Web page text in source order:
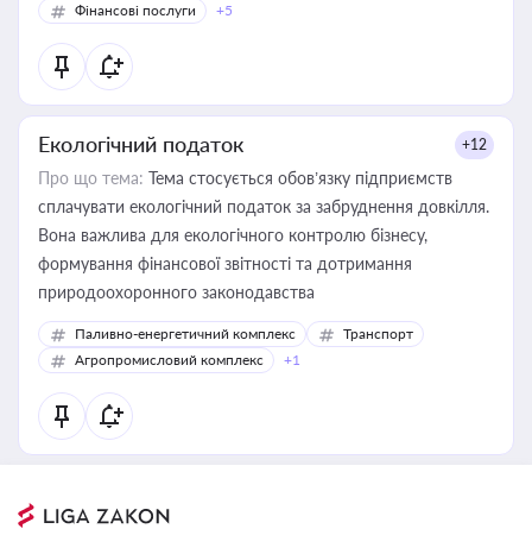
Фінансові послуги
+5
Екологічний податок +12
Про що тема: Тема стосується обов’язку підприємств
сплачувати екологічний податок за забруднення довкілля.
Вона важлива для екологічного контролю бізнесу,
формування фінансової звітності та дотримання
природоохоронного законодавства
Паливно-енергетичний комплекс
Транспорт
Агропромисловий комплекс
+1